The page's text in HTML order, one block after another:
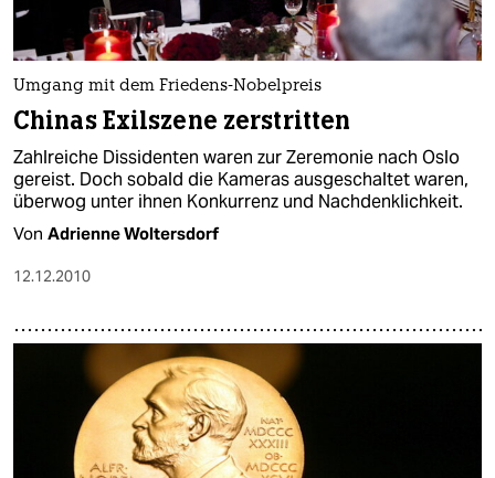
genossenschaft
Umgang mit dem Friedens-Nobelpreis
Chinas Exilszene zerstritten
Zahlreiche Dissidenten waren zur Zeremonie nach Oslo
gereist. Doch sobald die Kameras ausgeschaltet waren,
überwog unter ihnen Konkurrenz und Nachdenklichkeit.
Von Adrienne Woltersdorf
12.12.2010